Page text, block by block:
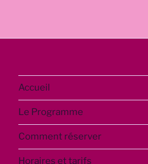
Accueil
Le Programme
Comment réserver
Horaires et tarifs